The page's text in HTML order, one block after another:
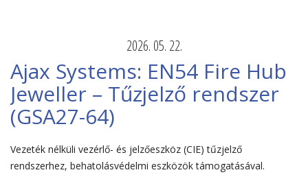
2026. 05. 22.
Ajax Systems: EN54 Fire Hub
Jeweller – Tűzjelző rendszer
(GSA27-64)
Vezeték nélküli vezérlő- és jelzőeszköz (CIE) tűzjelző
rendszerhez, behatolásvédelmi eszközök támogatásával.